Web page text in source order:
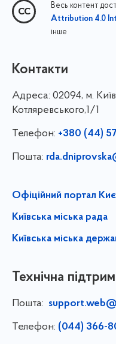
Весь контент
Attribution 4.0
інше
Контакти
Адреса: 02094, м.
Котляревського,1/1
Телефон: +380 (44)
Пошта:
Офіційний портал
Київська міська рада
Київська міська
Технічна
Пошта:
Телефон: (044) 366-